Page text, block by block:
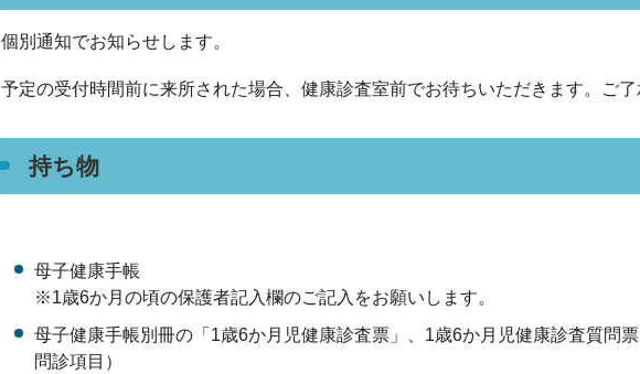
個別通知でお知らせします。
予定の受付時間前に来所された場合、健康診査室前でお待ちいただきます。ご
持ち物
母子健康手帳
※1歳6か月の頃の保護者記入欄のご記入をお願いします。
母子健康手帳別冊の「1歳6か月児健康診査票」、1歳6か月児健康診査質問
問診項目）